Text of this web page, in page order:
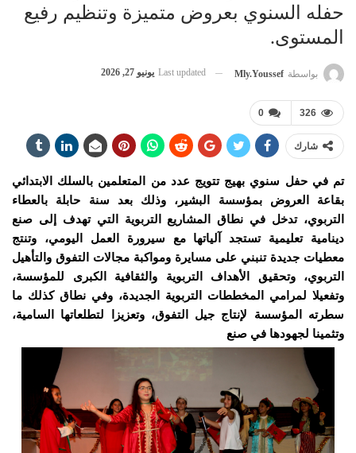
حفله السنوي بعروض متميزة وتنظيم رفيع
المستوى.
بواسطة Mly.youssef
Last updated يونيو 27, 2026
0 326
شارك
تم في حفل سنوي بهيج تتويج عدد من المتعلمين بالسلك الابتدائي
بقاعة العروض بمؤسسة البشير، وذلك بعد سنة حابلة بالعطاء
التربوي، تدخل في نطاق المشاريع التربوية التي تهدف إلى صنع
دينامية تعليمية تستجد آلياتها مع سيرورة العمل اليومي، وتنتج
معطيات جديدة تنبني على مسايرة ومواكبة مجالات التفوق والتأهيل
التربوي، وتحقيق الأهداف التربوية والثقافية الكبرى للمؤسسة،
وتفعيلا لمرامي المخططات التربوية الجديدة، وفي نطاق كذلك ما
سطرته المؤسسة لإنتاج جيل التفوق، وتعزيزا لتطلعاتها السامية،
وتثمينا لجهودها في صنع